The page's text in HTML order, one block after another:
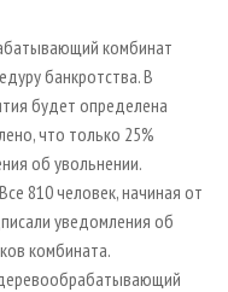
комбинат
банкротства. В
будет определена
что только 25%
об увольнении.
810 человек, начиная от
уведомления об
комбината.